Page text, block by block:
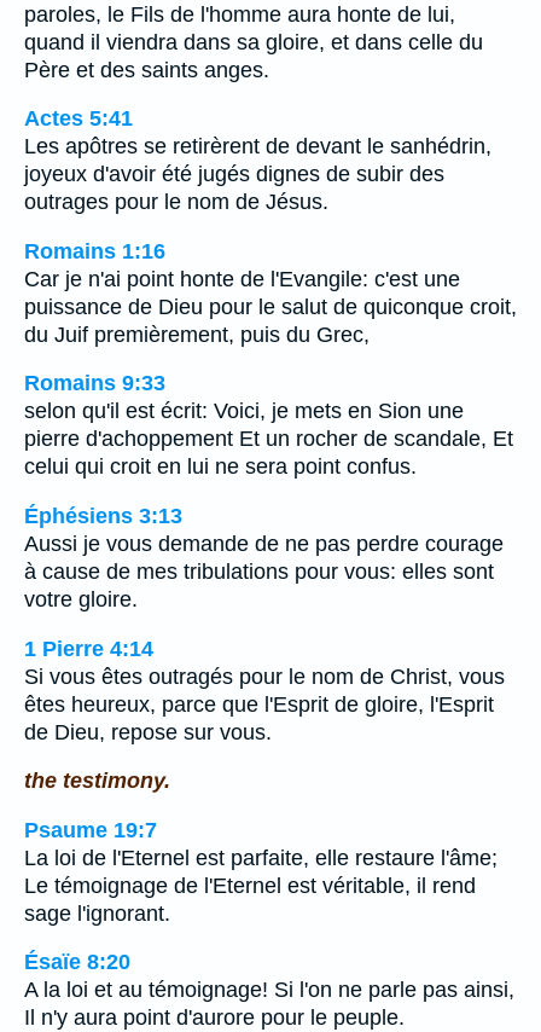
paroles, le Fils de l'homme aura honte de lui,
quand il viendra dans sa gloire, et dans celle du
Père et des saints anges.
Actes 5:41
Les apôtres se retirèrent de devant le sanhédrin,
joyeux d'avoir été jugés dignes de subir des
outrages pour le nom de Jésus.
Romains 1:16
Car je n'ai point honte de l'Evangile: c'est une
puissance de Dieu pour le salut de quiconque croit,
du Juif premièrement, puis du Grec,
Romains 9:33
selon qu'il est écrit: Voici, je mets en Sion une
pierre d'achoppement Et un rocher de scandale, Et
celui qui croit en lui ne sera point confus.
Éphésiens 3:13
Aussi je vous demande de ne pas perdre courage
à cause de mes tribulations pour vous: elles sont
votre gloire.
1 Pierre 4:14
Si vous êtes outragés pour le nom de Christ, vous
êtes heureux, parce que l'Esprit de gloire, l'Esprit
de Dieu, repose sur vous.
the testimony.
Psaume 19:7
La loi de l'Eternel est parfaite, elle restaure l'âme;
Le témoignage de l'Eternel est véritable, il rend
sage l'ignorant.
Ésaïe 8:20
A la loi et au témoignage! Si l'on ne parle pas ainsi,
Il n'y aura point d'aurore pour le peuple.